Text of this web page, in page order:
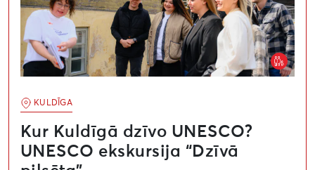
KULDĪGA
Kur Kuldīgā dzīvo UNESCO?
UNESCO ekskursija “Dzīvā